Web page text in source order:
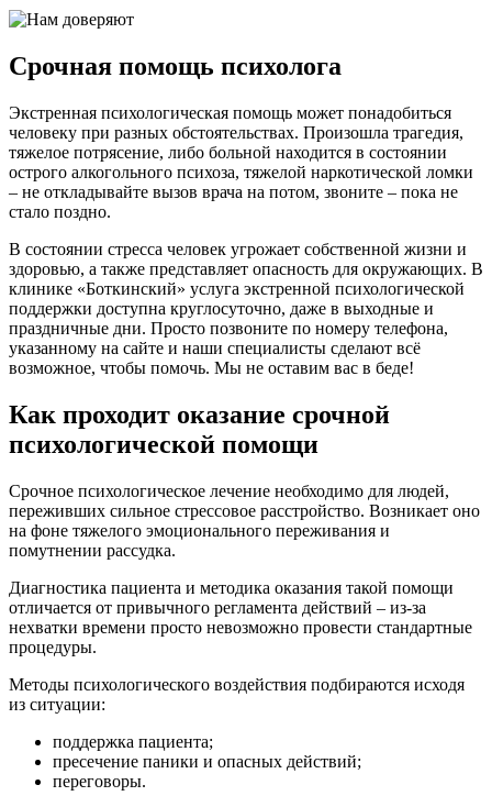
Срочная помощь психолога
Экстренная психологическая помощь может понадобиться
человеку при разных обстоятельствах. Произошла трагедия,
тяжелое потрясение, либо больной находится в состоянии
острого алкогольного психоза, тяжелой наркотической ломки
– не откладывайте вызов врача на потом, звоните – пока не
стало поздно.
В состоянии стресса человек угрожает собственной жизни и
здоровью, а также представляет опасность для окружающих. В
клинике «Боткинский» услуга экстренной психологической
поддержки доступна круглосуточно, даже в выходные и
праздничные дни. Просто позвоните по номеру телефона,
указанному на сайте и наши специалисты сделают всё
возможное, чтобы помочь. Мы не оставим вас в беде!
Как проходит оказание срочной
психологической помощи
Срочное психологическое лечение необходимо для людей,
переживших сильное стрессовое расстройство. Возникает оно
на фоне тяжелого эмоционального переживания и
помутнении рассудка.
Диагностика пациента и методика оказания такой помощи
отличается от привычного регламента действий – из-за
нехватки времени просто невозможно провести стандартные
процедуры.
Методы психологического воздействия подбираются исходя
из ситуации:
поддержка пациента;
пресечение паники и опасных действий;
переговоры.